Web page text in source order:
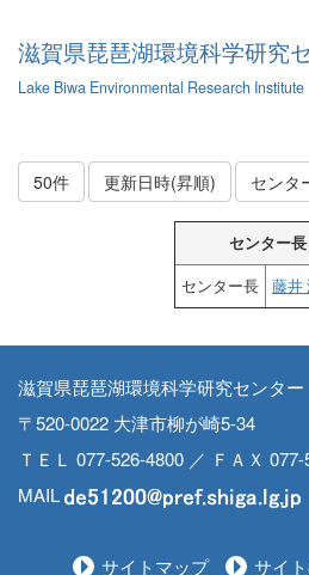
滋賀県琵琶湖環境科学研究
Lake Biwa Environmental Research Institute
50件 更新日時(昇順) センタ
センター長
センター長
藤井
滋賀県琵琶湖環境科学研究センター
〒520-0022 大津市柳が崎5-34
ＴＥＬ 077-526-4800 ／ ＦＡＸ
MAIL
サイトマップ サイ